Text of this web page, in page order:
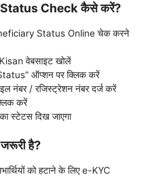
Check कैसे करें?
Status Online चेक करने
वेबसाइट खोलें
ऑप्शन पर क्लिक करें
नंबर / रजिस्ट्रेशन नंबर दर्ज करें
करें
स्टेटस दिख जाएगा
है?
को हटाने के लिए e-KYC